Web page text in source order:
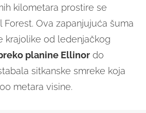
kilometara prostire se
Ova zapanjujuća šuma
krajolike od ledenjačkog
planine Ellinor do
sitkanske smreke koja
metara visine.